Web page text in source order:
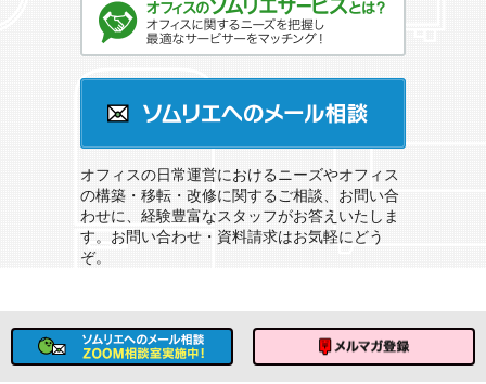
オフィスの日常運営におけるニーズやオフィス
の構築・移転・改修に関するご相談、お問い合
わせに、経験豊富なスタッフがお答えいたしま
す。お問い合わせ・資料請求はお気軽にどう
ぞ。